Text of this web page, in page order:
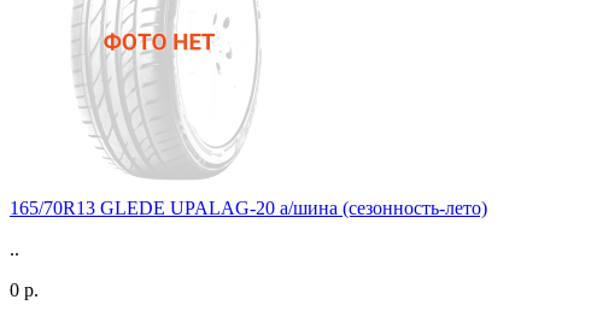
165/70R13 GLEDE UPALAG-20 а/шина (сезонность-лето)
..
0 р.